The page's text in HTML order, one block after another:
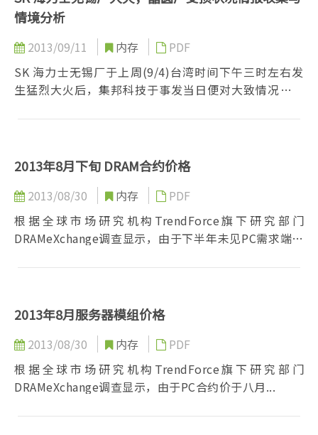
9/16成交价 US$2.294 做计算)，即将公布的九月份合约
价格与上月相较也预计至少产生 10%的价格上扬...
情境分析
2013/09/11 内存
PDF
SK 海力士无锡厂于上周(9/4)台湾时间下午三时左右发
生猛烈大火后，集邦科技于事发当日便对大致情况有相
相径庭，为求谨慎起见，致力于查询更多渠道来查证，
员...
2013年8月下旬 DRAM合约价格
2013/08/30 内存
PDF
根据全球市场研究机构TrendForce旗下研究部门
DRAMeXchange调查显示，由于下半年未见PC需求端出
2013年8月服务器模组价格
2013/08/30 内存
PDF
根据全球市场研究机构TrendForce旗下研究部门
DRAMeXchange调查显示，由于PC合约价于八月...